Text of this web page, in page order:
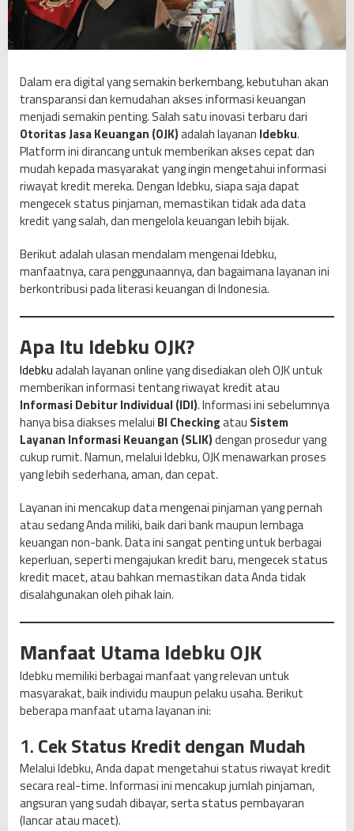
S
u
s
i
P
r
a
k
t
i
M
e
m
t
a
u
R
i
w
a
y
a
K
r
e
d
i
t
Dalam era digital yang semakin berkembang, kebutuhan akan
transparansi dan kemudahan akses informasi keuangan
menjadi semakin penting. Salah satu inovasi terbaru dari
Otoritas Jasa Keuangan (OJK)adalah layanan Idebku.
Platform ini dirancang untuk memberikan akses cepat dan
mudah kepada masyarakat yang ingin mengetahui informasi
riwayat kredit mereka. Dengan Idebku, siapa saja dapat
mengecek status pinjaman, memastikan tidak ada data
kredit yang salah, dan mengelola keuangan lebih bijak.
Berikut adalah ulasan mendalam mengenai Idebku,
manfaatnya, cara penggunaannya, dan bagaimana layanan ini
berkontribusi pada literasi keuangan di Indonesia.
Apa Itu Idebku OJK?
Idebkuadalah layanan online yang disediakan oleh OJK untuk
memberikan informasi tentang riwayat kredit atau
Informasi Debitur Individual (IDI). Informasi ini sebelumnya
hanya bisa diakses melalui BI Checkingatau Sistem
Layanan Informasi Keuangan (SLIK)dengan prosedur yang
cukup rumit. Namun, melalui Idebku, OJK menawarkan proses
yang lebih sederhana, aman, dan cepat.
Layanan ini mencakup data mengenai pinjaman yang pernah
atau sedang Anda miliki, baik dari bank maupun lembaga
keuangan non-bank. Data ini sangat penting untuk berbagai
keperluan, seperti mengajukan kredit baru, mengecek status
kredit macet, atau bahkan memastikan data Anda tidak
disalahgunakan oleh pihak lain.
Manfaat Utama Idebku OJK
Idebku memiliki berbagai manfaat yang relevan untuk
masyarakat, baik individu maupun pelaku usaha. Berikut
beberapa manfaat utama layanan ini:
1.Cek Status Kredit dengan Mudah
Melalui Idebku, Anda dapat mengetahui status riwayat kredit
secara real-time. Informasi ini mencakup jumlah pinjaman,
angsuran yang sudah dibayar, serta status pembayaran
(lancar atau macet).